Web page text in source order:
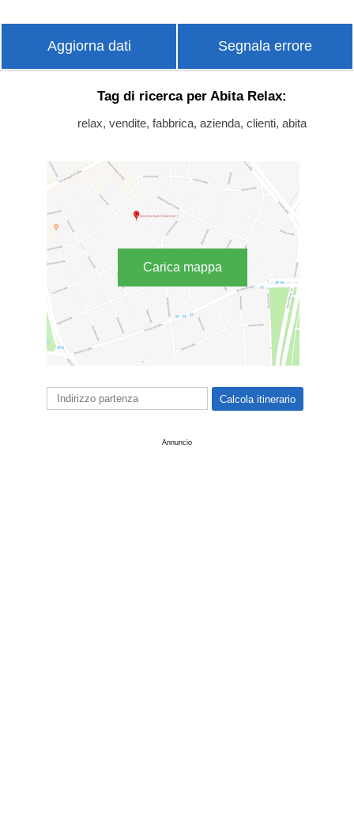
Aggiorna dati Segnala errore
Tag di ricerca per Abita Relax:
relax, vendite, fabbrica, azienda, clienti, abita
Carica mappa
Annuncio